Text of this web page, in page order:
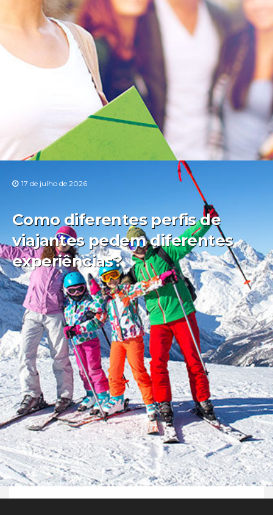
17 de julho de 2026
Como diferentes perfis de
viajantes pedem diferentes
experiências?